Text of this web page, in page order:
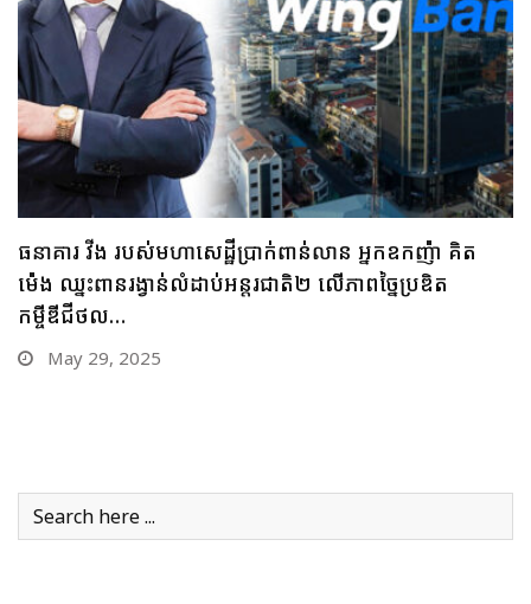
ធនាគារ ប្រៃសណីយ៍កម្ពុជា និងក្រុមហ៊ុន អាយជី អាណា
ចក្រថិក ចុះកិច្ចព្រមព្រៀងភាពជាដៃគូយុទ្ធសាស្ត្រផ្នែកបច្ចេកវិទ្យា
May 28, 2025